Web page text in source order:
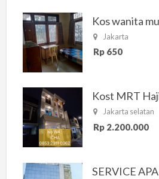
Jakarta
Rp 650
Jakarta selatan
Rp 2.200.000